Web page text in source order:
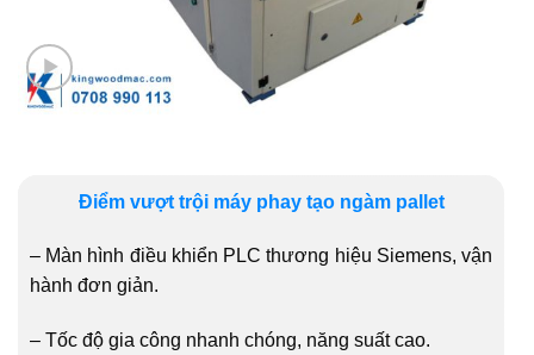
Điểm vượt trội máy phay tạo ngàm pallet
– Màn hình điều khiển PLC thương hiệu Siemens, vận
hành đơn giản.
– Tốc độ gia công nhanh chóng, năng suất cao.